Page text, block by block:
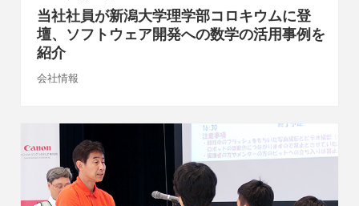
当社社員が新潟大学理学部コロキウムに登
壇、ソフトウェア開発への数学の活用事例を
紹介
会社情報